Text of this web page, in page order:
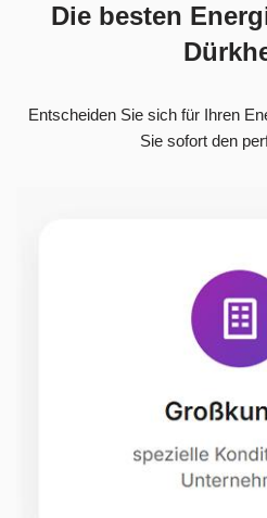
Die besten
Entscheiden Sie sich für Ihren
Sie sofort den